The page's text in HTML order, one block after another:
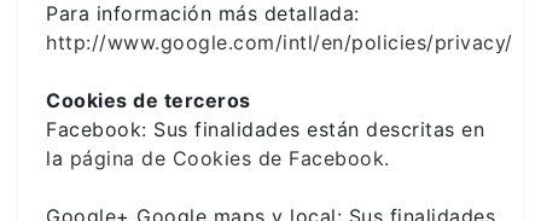
Para información más detallada:
http://www.google.com/intl/en/policies/privacy/
Cookies de terceros
Facebook: Sus finalidades están descritas en
la página de Cookies de Facebook.
Google+ Google maps y local: Sus finalidades